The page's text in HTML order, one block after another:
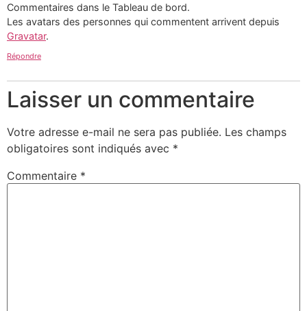
Commentaires dans le Tableau de bord.
Les avatars des personnes qui commentent arrivent depuis
Gravatar.
Répondre
Laisser un commentaire
Votre adresse e-mail ne sera pas publiée. Les champs
obligatoires sont indiqués avec *
Commentaire *